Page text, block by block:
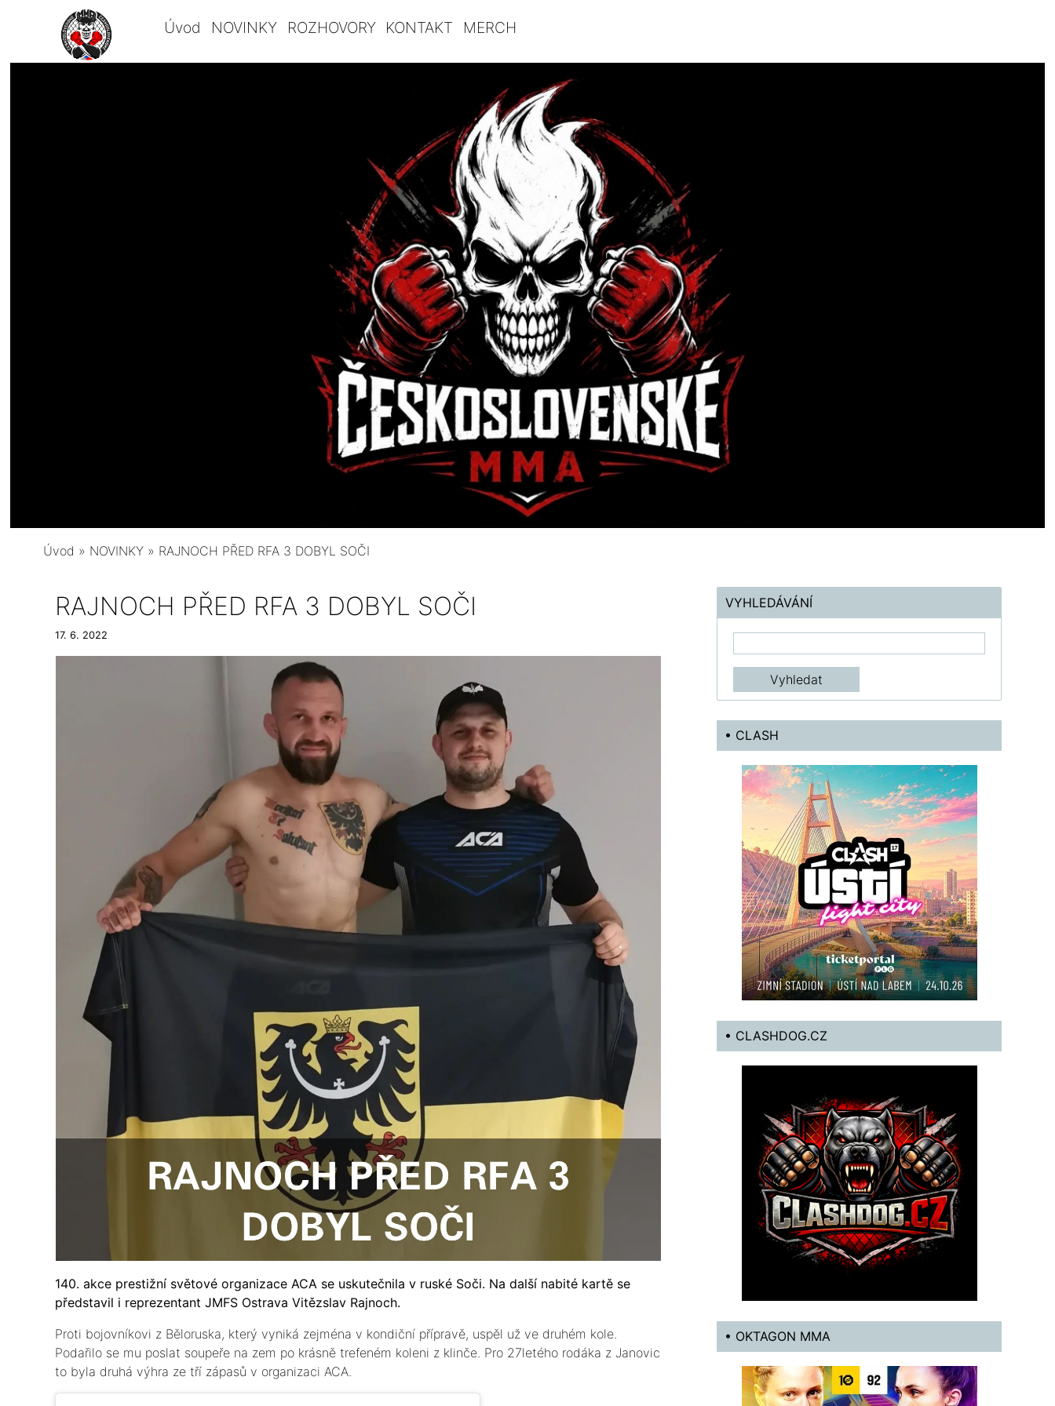
Úvod NOVINKY ROZHOVORY KONTAKT MERCH
Úvod » NOVINKY » RAJNOCH PŘED RFA 3 DOBYL SOČI
RAJNOCH PŘED RFA 3 DOBYL SOČI
17. 6. 2022
140. akce prestižní světové organizace ACA se uskutečnila v ruské Soči. Na další nabité kartě se
představil i reprezentant JMFS Ostrava Vitězslav Rajnoch.
Proti bojovníkovi z Běloruska, který vyniká zejména v kondiční přípravě, uspěl už ve druhém kole.
Podařilo se mu poslat soupeře na zem po krásně trefeném koleni z klinče. Pro 27letého rodáka z Janovic
to byla druhá výhra ze tří zápasů v organizaci ACA.
VYHLEDÁVÁNÍ
• CLASH
• CLASHDOG.CZ
• OKTAGON MMA